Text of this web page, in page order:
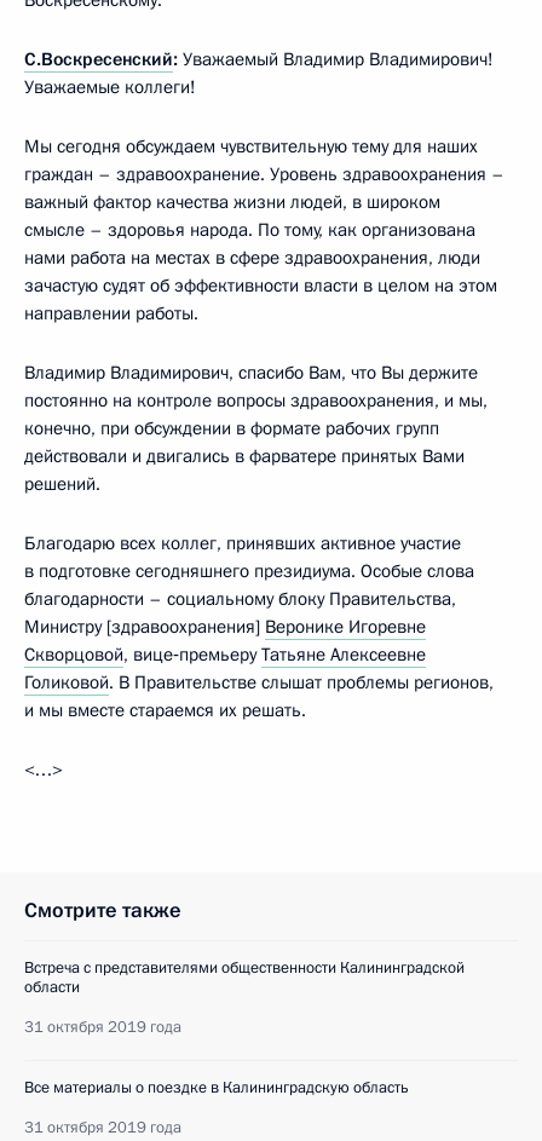
С.Воскресенский: Уважаемый Владимир Владимирович!
Уважаемые коллеги!
Мы сегодня обсуждаем чувствительную тему для наших
граждан – здравоохранение. Уровень здравоохранения –
важный фактор качества жизни людей, в широком
смысле – здоровья народа. По тому, как организована
нами работа на местах в сфере здравоохранения, люди
зачастую судят об эффективности власти в целом на этом
направлении работы.
Владимир Владимирович, спасибо Вам, что Вы держите
постоянно на контроле вопросы здравоохранения, и мы,
конечно, при обсуждении в формате рабочих групп
действовали и двигались в фарватере принятых Вами
решений.
Благодарю всех коллег, принявших активное участие
в подготовке сегодняшнего президиума. Особые слова
благодарности – социальному блоку Правительства,
Министру [здравоохранения] Веронике Игоревне
Скворцовой, вице‑премьеруТатьяне Алексеевне
Голиковой. В Правительстве слышат проблемы регионов,
и мы вместе стараемся их решать.
<…>
Смотрите также
Встреча с представителями общественности Калининградской
области
31 октября 2019 года
Все материалы о поездке в Калининградскую область
31 октября 2019 года